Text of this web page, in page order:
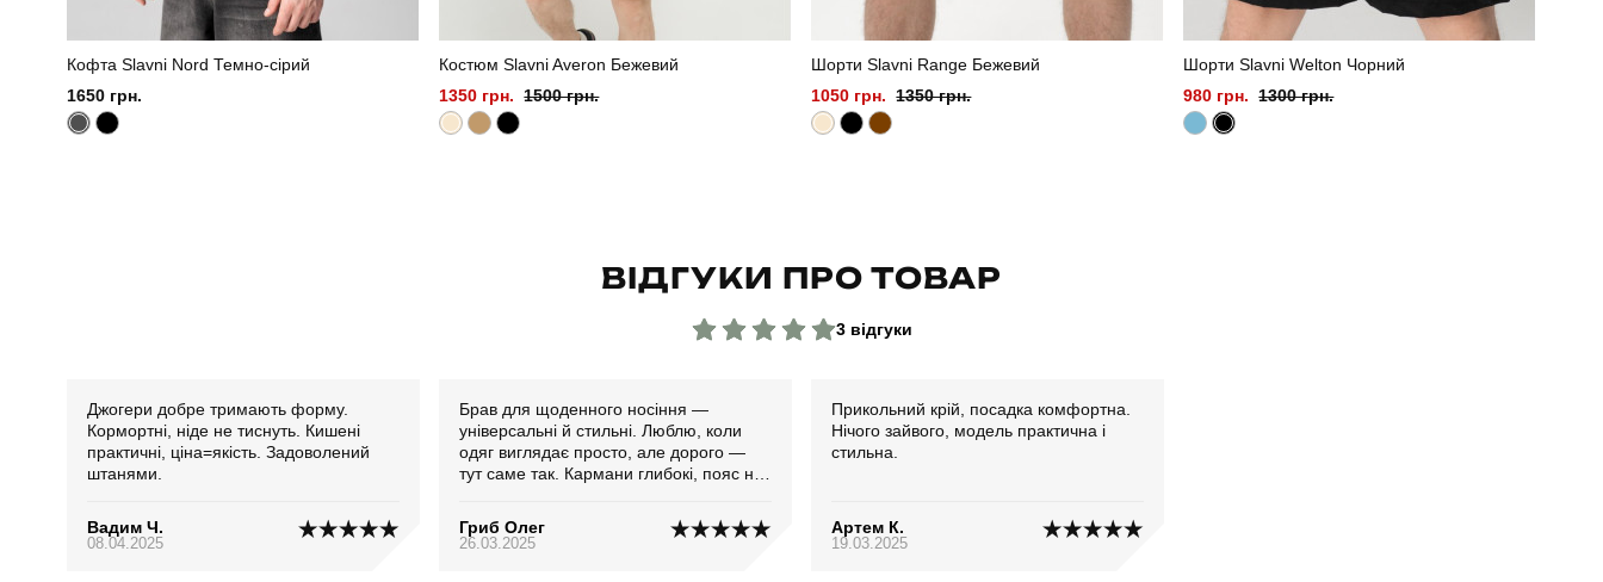
Кофта Slavni Nord Темно-сірий
1650 грн.
Костюм Slavni Averon Бежевий
1350 грн. 1500 грн.
Шорти Slavni Range Бежевий
1050 грн. 1350 грн.
Шорти Slavni Welton Чорний
980 грн. 1300 грн.
ВІДГУКИ ПРО ТОВАР
3 відгуки
Джогери добре тримають форму.
Кормортні, ніде не тиснуть. Кишені
практичні, ціна=якість. Задоволений
штанями.
Вадим Ч.
08.04.2025
Брав для щоденного носіння —
універсальні й стильні. Люблю, коли
одяг виглядає просто, але дорого —
тут саме так. Кармани глибокі, пояс не
моєму зрості 188. Круті
Гриб Олег
26.03.2025
Прикольний крій, посадка комфортна.
Нічого зайвого, модель практична і
стильна.
Артем К.
19.03.2025